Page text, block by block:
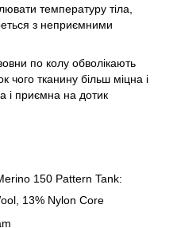
температуру тіла,
з неприємними
по колу обволікають
чого тканину більш міцна і
і приємна на дотик
150 Pattern Tank:
13% Nylon Core